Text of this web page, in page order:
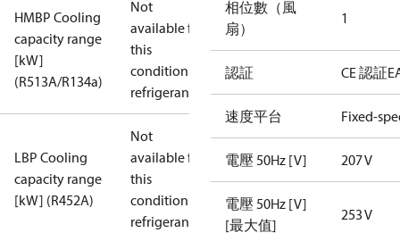
HMBP Cooling
capacity range
[kW]
(R513A/R134a)
Not
available for
this
condition /
refrigerant
LBP Cooling
capacity range
[kW] (R452A)
Not
available for
this
condition /
refrigerant
相位數（風
扇）
1
認証 CE 認証
速度平台 Fixed-
電壓 50Hz [V] 207 V
電壓 50Hz [V]
[最大值]
253 V